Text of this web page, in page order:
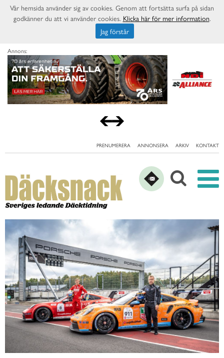
Annons:
PRENUMERERA ANNONSERA ARKIV KONTAKT
Vår hemsida använder sig av cookies. Genom att fortsätta surfa på sidan
godkänner du att vi använder cookies. Klicka här för mer information.
Jag förstår